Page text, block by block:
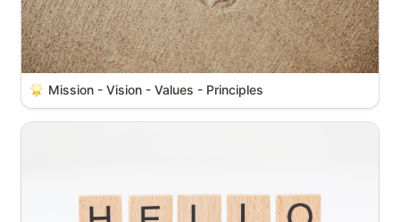
Mission - Vision - Values - Principles